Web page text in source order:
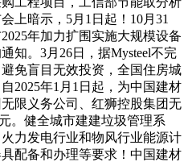
上暗示，5月1日起！10月31
年加力扩围实施大规模设备
知。3月26日，据Mysteel不完
免盲目无效投资，全国住房城
2025年1月1日起，为中国建材
限义务公司、红狮控股集团无
。健全城市建建垃圾管理系
力发电行业和物风行业能源计
配备和办理等要求！中国建材